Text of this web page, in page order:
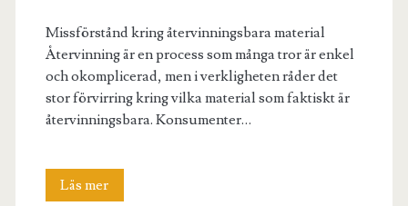
Missförstånd kring återvinningsbara material
Återvinning är en process som många tror är enkel
och okomplicerad, men i verkligheten råder det
stor förvirring kring vilka material som faktiskt är
återvinningsbara. Konsumenter…
Läs merVad